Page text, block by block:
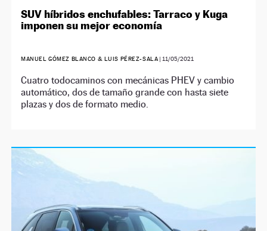
SUV híbridos enchufables: Tarraco y Kuga
imponen su mejor economía
MANUEL GÓMEZ BLANCO & LUIS PÉREZ-SALA | 11/05/2021
Cuatro todocaminos con mecánicas PHEV y cambio
automático, dos de tamaño grande con hasta siete
plazas y dos de formato medio.